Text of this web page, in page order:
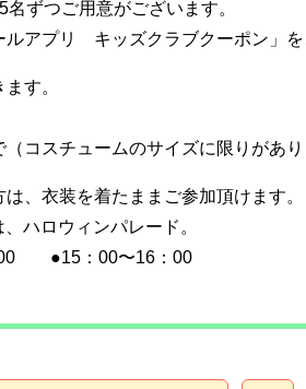
ずつご用意がございます。
アプリ キッズクラブクーポン」を
す。
コスチュームのサイズに限りがあり
、衣装を着たままご参加頂けます。
ハロウィンパレード。
00 ●15：00〜16：00